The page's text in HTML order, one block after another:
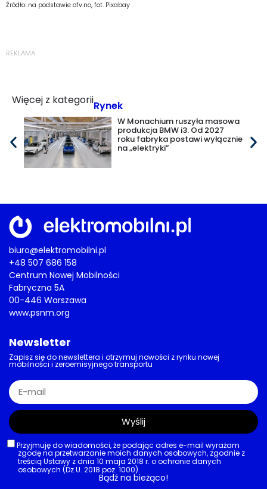
Źródło: na podstawie ofv.no, fot. Pixabay
REKLAMA
Więcej z kategoriiRynek
W Monachium ruszyła masowa
produkcja BMW i3. Od 2027
roku fabryka postawi wyłącznie
na „elektryki”
biuro@elektromobilni.pl
+48 507 686 158
Centrum Nowej Mobilności
Fabryczna 5A
00-446 Warszawa
www.psnm.org
Newsletter
Zapisz się do newslettera i otrzymuj nowości z rynku nowej
mobilności i zeroemisyjnego transportu
Przyjmuję do wiadomości, że podając adres e-mail wyrażam
zgodę na przetwarzanie moich danych osobowych, zgodnie z
treścią Ustawy z dnia 10 maja 2018 r. o ochronie danych
osobowych (Dz.U. 2018 poz. 1000).
Wyślij
Bądź na bieżąco!